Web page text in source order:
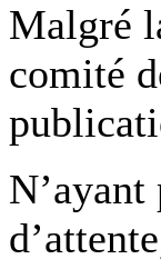
Malgré
comité
N’ayant